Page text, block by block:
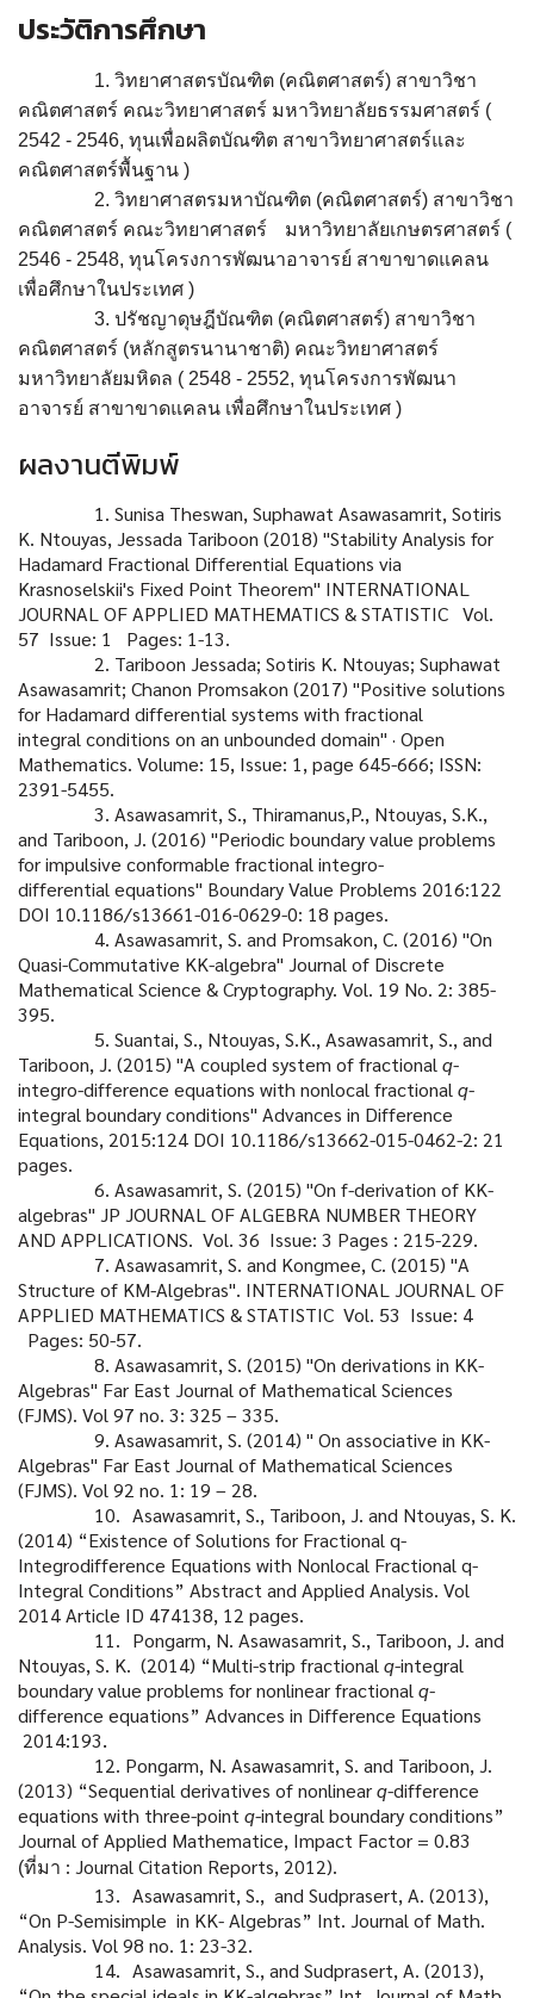
ประวัติการศึกษา
1. วิทยาศาสตรบัณฑิต (คณิตศาสตร์) สาขาวิชา
คณิตศาสตร์ คณะวิทยาศาสตร์ มหาวิทยาลัยธรรมศาสตร์ (
2542 - 2546, ทุนเพื่อผลิตบัณฑิต สาขาวิทยาศาสตร์และ
คณิตศาสตร์พื้นฐาน )
2. วิทยาศาสตรมหาบัณฑิต (คณิตศาสตร์) สาขาวิชา
คณิตศาสตร์ คณะวิทยาศาสตร์
มหาวิทยาลัยเกษตรศาสตร์ (
2546 - 2548, ทุนโครงการพัฒนาอาจารย์ สาขาขาดแคลน
เพื่อศึกษาในประเทศ )
3. ปรัชญาดุษฎีบัณฑิต (คณิตศาสตร์) สาขาวิชา
คณิตศาสตร์ (หลักสูตรนานาชาติ) คณะวิทยาศาสตร์
มหาวิทยาลัยมหิดล ( 2548 - 2552, ทุนโครงการพัฒนา
อาจารย์ สาขาขาดแคลน เพื่อศึกษาในประเทศ )
ผลงานตีพิมพ์
1. Sunisa Theswan, Suphawat Asawasamrit, Sotiris
K. Ntouyas, Jessada Tariboon (2018) "Stability Analysis for
Hadamard Fractional Differential Equations via
Krasnoselskii's Fixed Point Theorem" INTERNATIONAL
JOURNAL OF APPLIED MATHEMATICS &STATISTIC Vol.
57 Issue: 1 Pages: 1-13.
2. Tariboon Jessada; Sotiris K. Ntouyas; Suphawat
Asawasamrit; Chanon Promsakon (2017) "Positive solutions
for Hadamard differential systems with fractional
integral conditions on an unbounded domain" · Open
Mathematics. Volume: 15, Issue: 1, page 645-666; ISSN:
2391-5455.
3. Asawasamrit, S., Thiramanus,P., Ntouyas, S.K.,
and Tariboon, J. (2016) "Periodicboundary value problems
for impulsive conformable fractional integro-
differential equations" Boundary Value Problems 2016:122
DOI 10.1186/s13661-016-0629-0: 18 pages.
4. Asawasamrit, S. and Promsakon, C. (2016) "On
Quasi-Commutative KK-algebra" Journal of Discrete
Mathematical Science & Cryptography. Vol. 19 No. 2: 385-
395.
5. Suantai, S., Ntouyas, S.K., Asawasamrit, S., and
Tariboon, J. (2015) "A coupled system of fractional q-
integro-difference equations with nonlocal fractional q-
integral boundary conditions" Advances in Difference
Equations, 2015:124 DOI 10.1186/s13662-015-0462-2: 21
pages.
6. Asawasamrit, S. (2015) "On f-derivation of KK-
algebras" JP JOURNAL OF ALGEBRA NUMBER THEORY
AND APPLICATIONS. Vol. 36 Issue: 3 Pages : 215-229.
7. Asawasamrit, S. and Kongmee, C. (2015) "A
Structure of KM-Algebras". INTERNATIONAL JOURNAL OF
APPLIED MATHEMATICS & STATISTIC Vol. 53 Issue: 4
Pages: 50-57.
8. Asawasamrit, S. (2015) "On derivations in KK-
Algebras" Far East Journal of Mathematical Sciences
(FJMS). Vol 97 no. 3: 325 – 335.
9. Asawasamrit, S. (2014) " On associative in KK-
Algebras" Far East Journal of Mathematical Sciences
(FJMS). Vol 92 no. 1: 19 – 28.
10. Asawasamrit, S., Tariboon, J. and Ntouyas, S. K.
(2014) “Existence of Solutions for Fractional q-
Integrodifference Equations with Nonlocal Fractional q-
Integral Conditions” Abstract and Applied Analysis. Vol
2014Article ID 474138, 12 pages.
11. Pongarm, N. Asawasamrit, S., Tariboon, J. and
Ntouyas, S. K. (2014) “Multi-strip fractional q-integral
boundary value problems for nonlinearfractional q-
difference equations” Advances in Difference Equations
2014:193.
12. Pongarm, N. Asawasamrit, S. and Tariboon, J.
(2013) “Sequential derivatives of nonlinearq-difference
equations with three-point q-integral boundary conditions”
Journal of Applied Mathematice, Impact Factor = 0.83
(ที่มา : Journal Citation Reports, 2012).
13. Asawasamrit, S., and Sudprasert, A. (2013),
“On P-Semisimple in KK- Algebras” Int. Journal of Math.
Analysis. Vol 98 no. 1: 23-32.
14. Asawasamrit, S., and Sudprasert, A. (2013),